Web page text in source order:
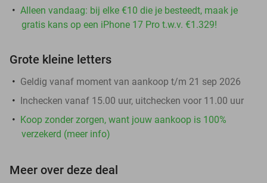
Alleen vandaag: bij elke €10 die je besteedt, maak je
gratis kans op een iPhone 17 Pro t.w.v. €1.329!
Grote kleine letters
Geldig vanaf moment van aankoop t/m 21 sep 2026
Inchecken vanaf 15.00 uur, uitchecken voor 11.00 uur
Koop zonder zorgen, want jouw aankoop is 100%
verzekerd (meer info)
Meer over deze deal